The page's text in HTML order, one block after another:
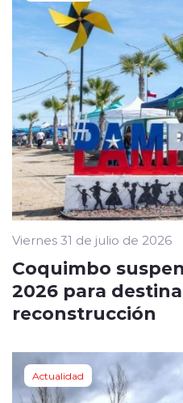
Viernes 31 de julio de 2026
Coquimbo
2026 para
reconstrucción
Actualidad